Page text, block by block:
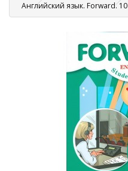
Английский язык. Forward.